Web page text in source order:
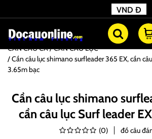
VND Đ
CẦN CÂU CÁ
CẦN CÂU LỤC
Cần câu lục shimano surfleader 365 EX, cần
3.65m bạc
Cần câu lục shimano
cần câu lục Surf leader
(0) đồ câu